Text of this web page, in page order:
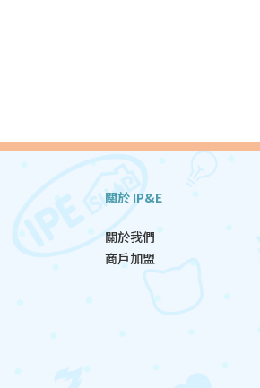
關於 IP&E
關於我們
商戶加盟